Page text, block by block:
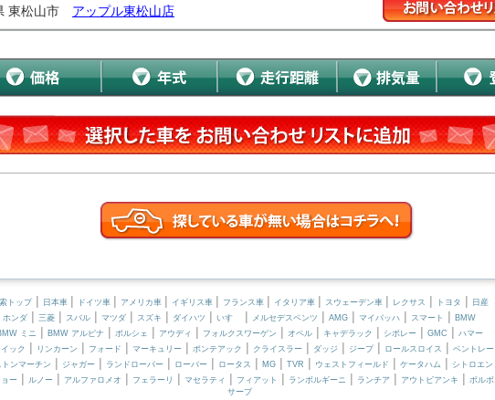
東松山市 アップル東松山店
トップ| 日本車 | ドイツ車 | アメリカ車 | イギリス車 | フランス車 | イタリア車 | スウェーデン車 | レクサス | トヨタ |
日産
ホンダ | 三菱 | スバル | マツダ | スズキ | ダイハツ | いすゞ | メルセデスベンツ | AMG | マイバッハ | スマート | BMW
ミニ
| BMW アルピナ | ポルシェ | アウディ | フォルクスワーゲン | オペル| キャデラック | シボレー| GMC | ハマー
ック | リンカーン | フォード | マーキュリー | ポンテアック | クライスラー | ダッジ | ジープ| ロールスロイス | ベントレー
トンマーチン | ジャガー | ランドローバー | ローバー | ロータス | MG | TVR | ウェストフィールド | ケータハム | シトロエン
ョー | ルノー | アルファロメオ | フェラーリ | マセラティ | フィアット | ランボルギーニ | ランチア | アウトビアンキ | ボルボ
サーブ